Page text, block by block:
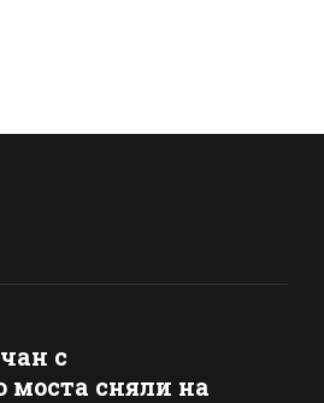
с
моста сняли на